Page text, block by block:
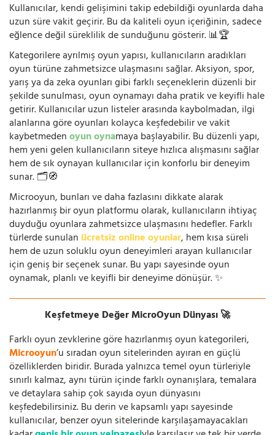
Kullanıcılar, kendi gelişimini takip edebildiği oyunlarda daha
uzun süre vakit geçirir. Bu da kaliteli oyun içeriğinin, sadece
eğlence değil süreklilik de sunduğunu gösterir. 📊🏆
Kategorilere ayrılmış oyun yapısı, kullanıcıların aradıkları
oyun türüne zahmetsizce ulaşmasını sağlar. Aksiyon, spor,
yarış ya da zeka oyunları gibi farklı seçeneklerin düzenli bir
şekilde sunulması, oyun oynamayı daha pratik ve keyifli hale
getirir. Kullanıcılar uzun listeler arasında kaybolmadan, ilgi
alanlarına göre oyunları kolayca keşfedebilir ve vakit
kaybetmedenoyun oynamaya başlayabilir. Bu düzenli yapı,
hem yeni gelen kullanıcıların siteye hızlıca alışmasını sağlar
hem de sık oynayan kullanıcılar için konforlu bir deneyim
sunar. 🗂️🧭
Microoyun, bunları ve daha fazlasını dikkate alarak
hazırlanmış bir oyun platformu olarak, kullanıcıların ihtiyaç
duyduğu oyunlara zahmetsizce ulaşmasını hedefler. Farklı
türlerde sunulan ücretsiz online oyunlar, hem kısa süreli
hem de uzun soluklu oyun deneyimleri arayan kullanıcılar
için geniş bir seçenek sunar. Bu yapı sayesinde oyun
oynamak, planlı ve keyifli bir deneyime dönüşür. ✨
Keşfetmeye Değer MicroOyun Dünyası 🚀
Farklı oyun zevklerine göre hazırlanmış oyun kategorileri,
Microoyun’u sıradan oyun sitelerinden ayıran en güçlü
özelliklerden biridir. Burada yalnızca temel oyun türleriyle
sınırlı kalmaz, aynı türün içinde farklı oynanışlara, temalara
ve detaylara sahip çok sayıda oyun dünyasını
keşfedebilirsiniz. Bu derin ve kapsamlı yapı sayesinde
kullanıcılar, benzer oyun sitelerinde karşılaşamayacakları